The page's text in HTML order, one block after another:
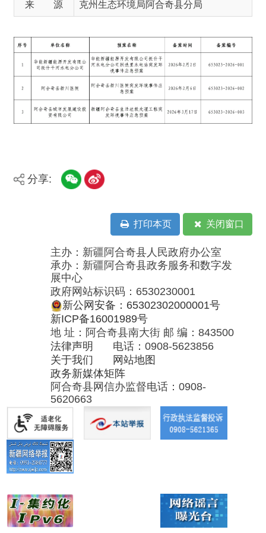
承办：新疆阿合奇县政务服务和数字发
展中心
新ICP备16001989号
地 址：阿合奇县南大街 邮 编：843500
法律声明
电话：0908-5623856
关于我们
网站地图
政务新媒体矩阵
阿合奇县网信办监督电话：0908-
5620663